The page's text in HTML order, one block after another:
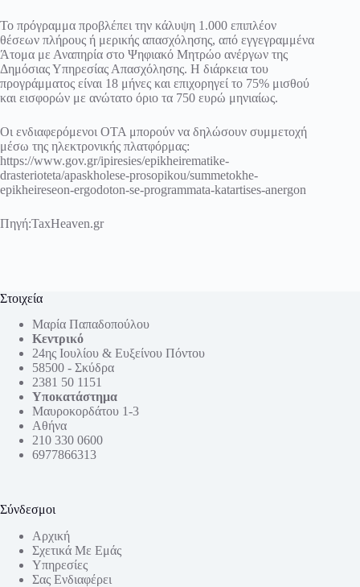
Το πρόγραμμα προβλέπει την κάλυψη 1.000 επιπλέον
θέσεων πλήρους ή μερικής απασχόλησης, από εγγεγραμμένα
Άτομα με Αναπηρία στο Ψηφιακό Μητρώο ανέργων της
Δημόσιας Υπηρεσίας Απασχόλησης. Η διάρκεια του
προγράμματος είναι 18 μήνες και επιχορηγεί το 75% μισθού
και εισφορών με ανώτατο όριο τα 750 ευρώ μηνιαίως.
Οι ενδιαφερόμενοι ΟΤΑ μπορούν να δηλώσουν συμμετοχή
μέσω της ηλεκτρονικής πλατφόρμας:
https://www.gov.gr/ipiresies/epikheirematike-
drasterioteta/apaskholese-prosopikou/summetokhe-
epikheireseon-ergodoton-se-programmata-katartises-anergon
Πηγή:TaxHeaven.gr
Στοιχεία
Μαρία Παπαδοπούλου
Κεντρικό
24ης Ιουλίου & Ευξείνου Πόντου
58500 - Σκύδρα
2381 50 1151
Υποκατάστημα
Μαυροκορδάτου 1-3
Αθήνα
210 330 0600
6977866313
Σύνδεσμοι
Αρχική
Σχετικά Με Εμάς
Υπηρεσίες
Σας Ενδιαφέρει